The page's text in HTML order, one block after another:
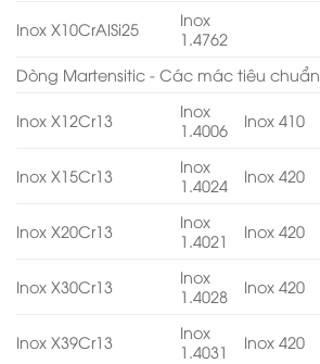
Inox X10CrAlSi25
Inox
1.4762
Dòng Martensitic - Các mác tiêu chuẩn
Inox X12Cr13
Inox
1.4006
Inox 410
Inox X15Cr13
Inox
1.4024
Inox 420
Inox X20Cr13
Inox
1.4021
Inox 420
Inox X30Cr13
Inox
1.4028
Inox 420
Inox X39Cr13
Inox
1.4031
Inox 420